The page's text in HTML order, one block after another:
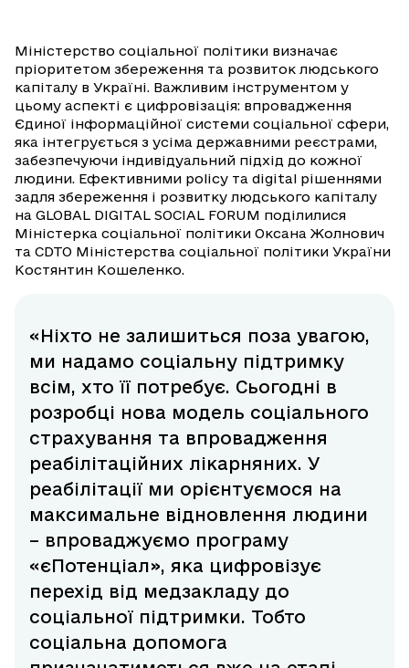
Міністерство соціальної політики визначає
пріоритетом збереження та розвиток людського
капіталу в Україні. Важливим інструментом у
цьому аспекті є цифровізація: впровадження
Єдиної інформаційної системи соціальної сфери,
яка інтегрується з усіма державними реєстрами,
забезпечуючи індивідуальний підхід до кожної
людини. Ефективними policy та digital рішеннями
задля збереження і розвитку людського капіталу
на GLOBAL DIGITAL SOCIAL FORUM поділилися
Міністерка соціальної політики Оксана Жолнович
та CDTO Міністерства соціальної політики України
Костянтин Кошеленко.
«Ніхто не залишиться поза увагою,
ми надамо соціальну підтримку
всім, хто її потребує. Сьогодні в
розробці нова модель соціального
страхування та впровадження
реабілітаційних лікарняних. У
реабілітації ми орієнтуємося на
максимальне відновлення людини
– впроваджуємо програму
«єПотенціал», яка цифровізує
перехід від медзакладу до
соціальної підтримки. Тобто
соціальна допомога